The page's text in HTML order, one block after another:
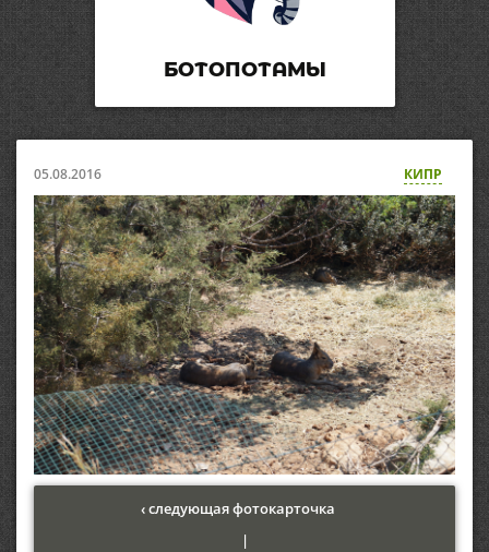
БОТОПОТАМЫ
05.08.2016 КИПР
‹ следующая фотокарточка
|